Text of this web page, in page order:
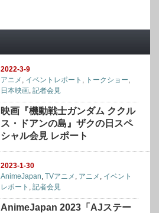
2022-3-9
アニメ , イベントレポート , トークショー,
日本映画,記者会見
映画『機動戦士ガンダム ククル
ス・ドアンの島』ザクの日スペ
シャル会見 レポート
2023-1-30
AnimeJapan,TVアニメ , アニメ , イベント
レポート ,記者会見
AnimeJapan 2023「AJステー